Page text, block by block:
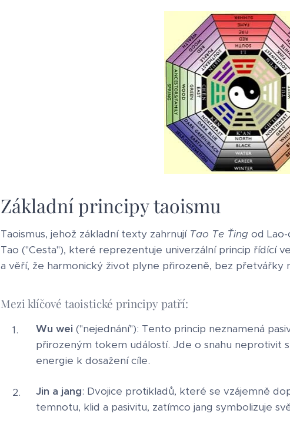
Základní principy taoismu
Taoismus, jehož základní texty zahrnují Tao Te Ťing od Lao-
Tao ("Cesta"), které reprezentuje univerzální princip řídící
a věří, že harmonický život plyne přirozeně, bez přetvářky
Mezi klíčové taoistické principy patří:
Wu wei ("nejednání"): Tento princip neznamená
přirozeným tokem událostí. Jde o snahu neprotivit
energie k dosažení cíle.
Jin a jang: Dvojice protikladů, které se vzájemně
temnotu, klid a pasivitu, zatímco jang symbolizuje